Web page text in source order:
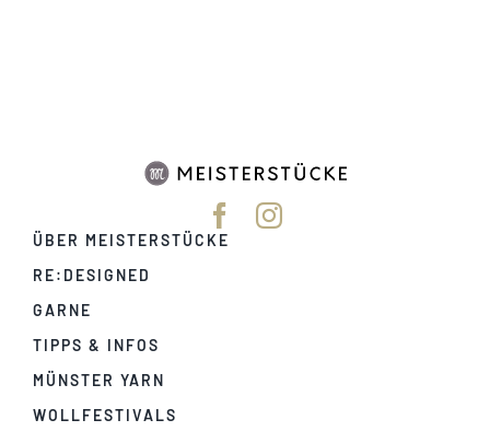
ÜBER MEISTERSTÜCKE
RE:DESIGNED
GARNE
TIPPS & INFOS
MÜNSTER YARN
WOLLFESTIVALS